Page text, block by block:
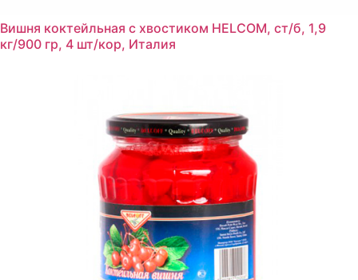
Вишня коктейльная с хвостиком HELCOM, ст/б, 1,9
кг/900 гр, 4 шт/кор, Италия